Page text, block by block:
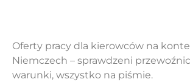
Oferty pracy dla kierowców na
Niemczech – sprawdzeni
warunki, wszystko na piśmie.